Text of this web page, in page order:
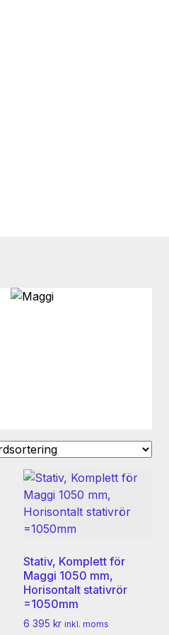
Stativ, Komplett för
Maggi 1050 mm,
Horisontalt stativrör
=1050mm
6 395 kr inkl. moms